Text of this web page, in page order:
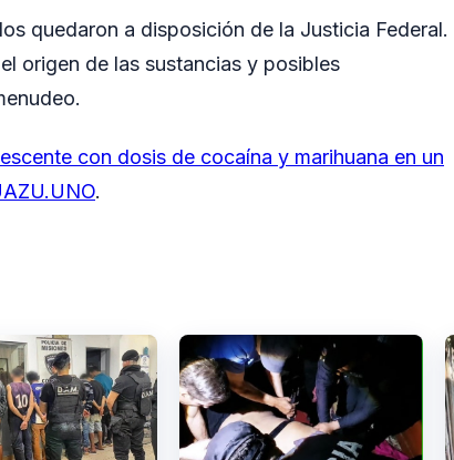
quedaron a disposición de la Justicia Federal.
origen de las sustancias y posibles
con dosis de cocaína y marihuana en un
.